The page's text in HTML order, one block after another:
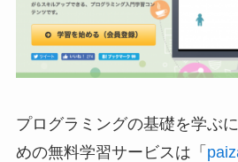
プログラミングの基礎を学ぶ
めの無料学習サービスは「